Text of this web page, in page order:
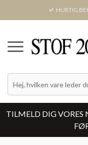
HURTIG
TILMELD DIG VORES